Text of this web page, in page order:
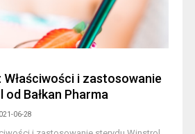
Właściwości i zastosowanie
Bałkan Pharma
06-28